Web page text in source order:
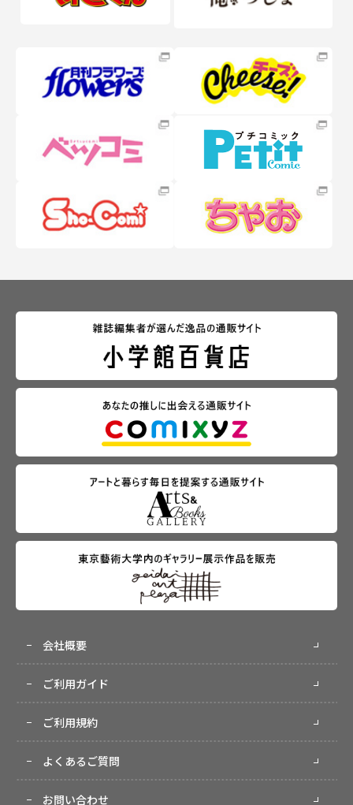
会社概要
ご利用ガイド
ご利用規約
よくあるご質問
お問い合わせ